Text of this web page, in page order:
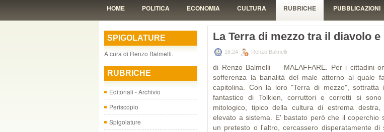
HOME POLITICA ECONOMIA CULTURA RUBRICHE PUBBLICAZIONI
SPIGOLATURE
A cura di Renzo Balmelli.
RUBRICHE
Editoriali - Archivio
Periscopio
Spigolature
La Terra di mezzo tra il diavolo
16:24 Renzo Balmelli
di Renzo Balmelli MALAFFARE. Per i cittadini
sofferenza la banalità del male attorno al quale
capitolina. Con la loro "Terra di mezzo", sottratta
fantastico di Tolkien, corruttori e corrotti si
mitologico, tipico della cultura di estrema
elevato a sistema. E' bastato però che il coperchio
un pretesto o l'altro, cercassero disperatamente di